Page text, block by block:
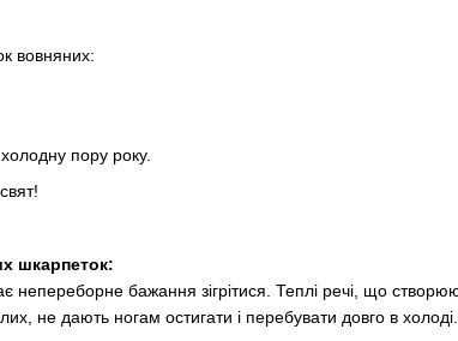
вовняних:
пору року.
шкарпеток:
непереборне бажання зігрітися. Теплі речі, що
не дають ногам остигати і перебувати довго в